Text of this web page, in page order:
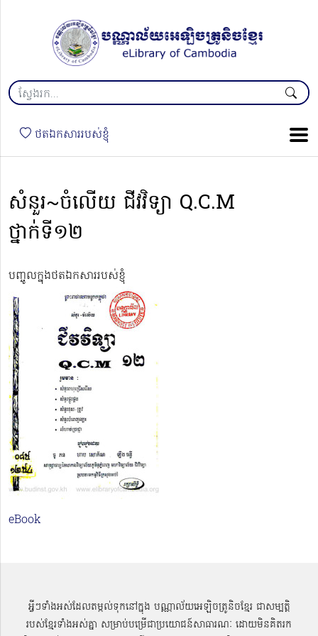
ថតឯកសាររបស់ខ្ញុំ
សំនួរ~ចំលើយ ជីវវិទ្យា Q.C.M
ថ្នាក់ទី១២
បញ្ចូលក្នុងថតឯកសាររបស់ខ្ញុំ
eBook
អ្វីៗទាំងអស់ដែលតម្កល់ទុកនៅក្នុង បណ្ណាល័យអេឡិចត្រូនិចខ្មែរ ជាសម្បតិ្ត
របស់ខ្មែរទាំងអស់គ្នា សម្រាប់បម្រើជាប្រយោជន៍សាធារណៈ ដោយមិនគិតរក